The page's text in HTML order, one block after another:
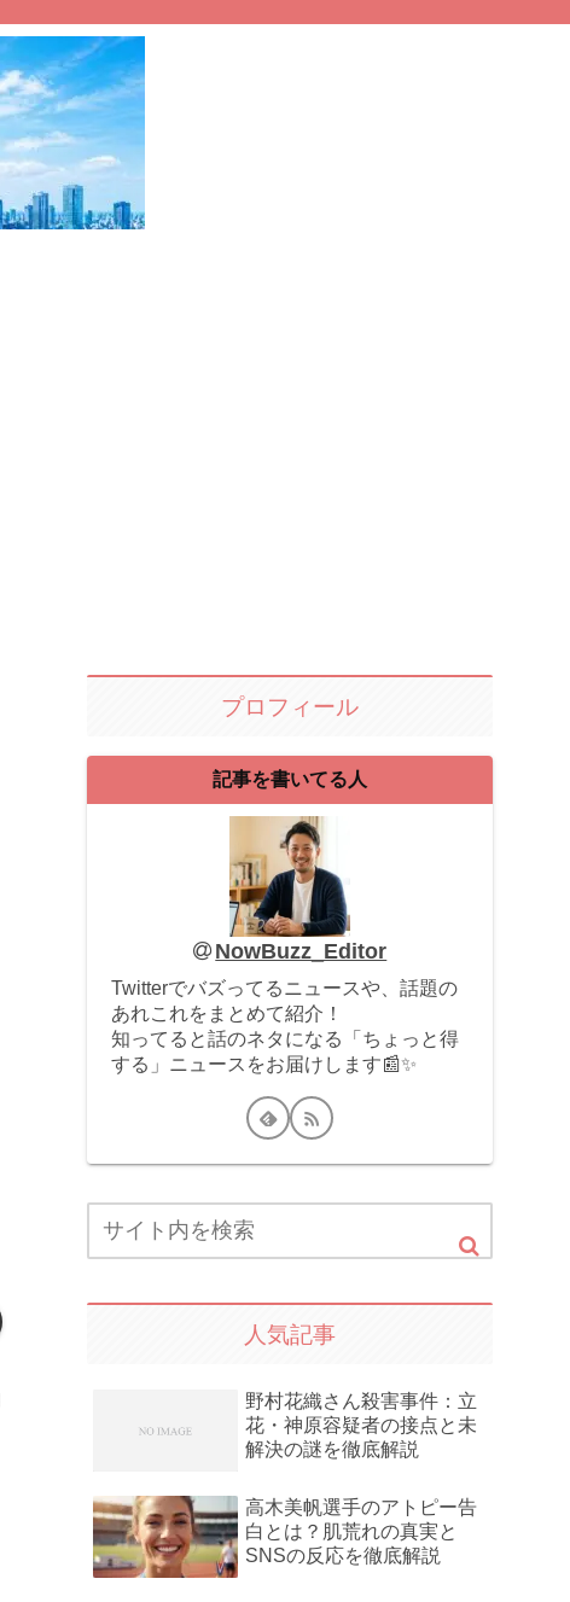
プロフィール
記事を書いてる人
NowBuzz_Editor
Twitterでバズってるニュースや、話題の
あれこれをまとめて紹介！
知ってると話のネタになる「ちょっと得
する」ニュースをお届けします📰✨
人気記事
野村花織さん殺害事件：立
花・神原容疑者の接点と未
解決の謎を徹底解説
高木美帆選手のアトピー告
白とは？肌荒れの真実と
SNSの反応を徹底解説